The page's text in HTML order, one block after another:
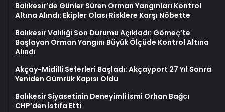
Balıkesir’de Günler Süren Orman Yangınları Kontrol
Altına Alındı: Ekipler Olası Risklere Karşı Nöbette
Balıkesir Valiliği Son Durumu Açıkladı: Gömeç’te
Başlayan Orman Yangını Büyük Ölçüde Kontrol Altına
Alındı
Akçay-Midilli Seferleri Başladı: Akçayport 27 Yıl Sonra
Yeniden Gümrük Kapısı Oldu
Balıkesir Siyasetinin Deneyimli İsmi Orhan Bağcı
CHP’den İstifa Etti